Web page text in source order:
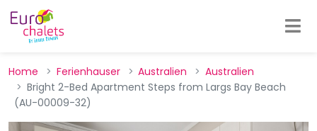
Home Ferienhauser Australien
Australien
Bright 2-Bed Apartment Steps from Largs Bay Beach
(AU-00009-32)